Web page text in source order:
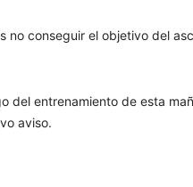
conseguir el objetivo del
del entrenamiento de esta
aviso.